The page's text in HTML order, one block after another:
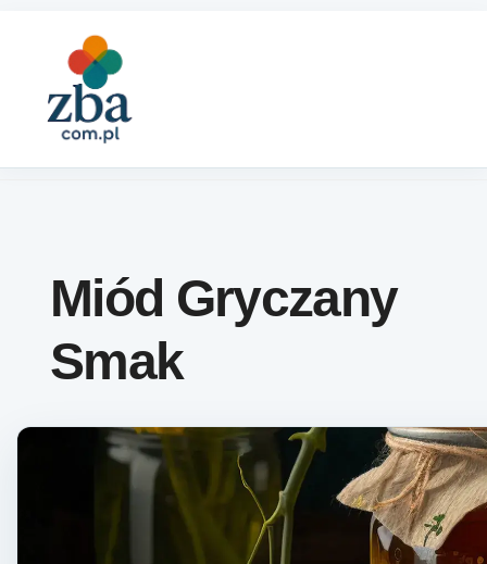
Miód Gryczany
Smak